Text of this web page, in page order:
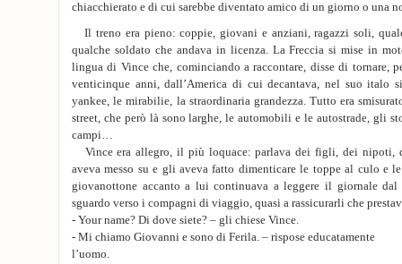
chiacchierato e di cui sarebbe diventato amico di un giorno o una
Il treno era pieno: coppie, giovani e anziani, ragazzi soli,
qualche soldato che andava in licenza. La Freccia si mise in
lingua di Vince che, cominciando a raccontare, disse di tornare,
venticinque anni, dall’America di cui decantava, nel suo italo
yankee, le mirabilie, la straordinaria grandezza. Tutto era
street, che però là sono larghe, le automobili e le autostrade, gli
campi…
Vince era allegro, il più loquace: parlava dei figli, dei nipoti,
aveva messo su e gli aveva fatto dimenticare le toppe al culo e
giovanottone accanto a lui continuava a leggere il giornale
sguardo verso i compagni di viaggio, quasi a rassicurarli che
- Your name? Di dove siete? – gli chiese Vince.
- Mi chiamo Giovanni e sono di Ferila. – rispose educatamente
l’uomo.